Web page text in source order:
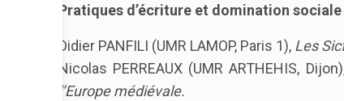
Pratiques d’écriture et domination
Didier PANFILI (UMR LAMOP, Paris 1), Les
Nicolas PERREAUX (UMR ARTHEHIS,
l’Europe médiévale.